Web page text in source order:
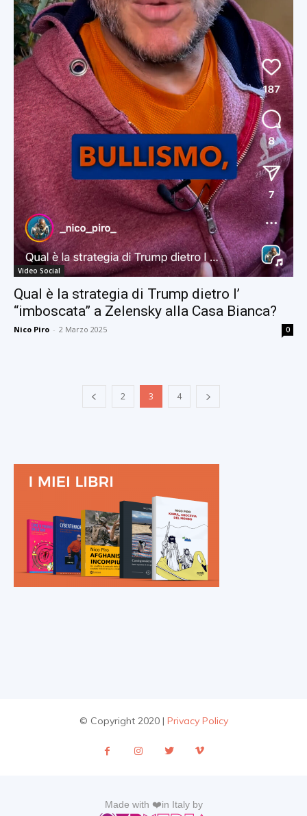
Video Social
Qual è la strategia di Trump dietro l’
“imboscata” a Zelensky alla Casa Bianca?
Nico Piro - 2 Marzo 2025 0
2 3 4
© Copyright 2020 | Privacy Policy
Made with ❤️in Italy by